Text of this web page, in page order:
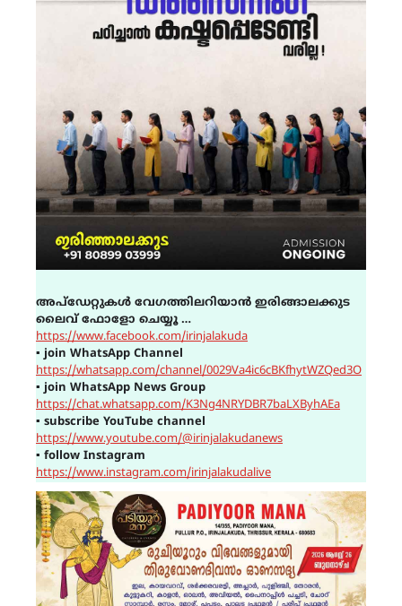
അപ്ഡേറ്റുകൾ വേഗത്തിലറിയാൻ ഇരിങ്ങാലക്കുട
ലൈവ് ഫോളോ ചെയ്യൂ …
https://www.facebook.com/irinjalakuda
▪join WhatsApp Channel
https://whatsapp.com/channel/0029Va4ic6cBKfhytWZQed3O
▪join WhatsApp News Group
https://chat.whatsapp.com/K3Ng4NRYDBR7baLXByhAEa
▪ subscribe YouTube channel
https://www.youtube.com/@irinjalakudanews
▪ follow Instagram
https://www.instagram.com/irinjalakudalive